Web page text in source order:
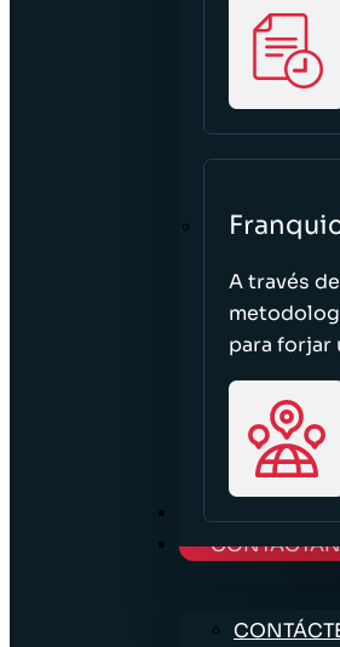
A través
para forjar
TRABAJE CON